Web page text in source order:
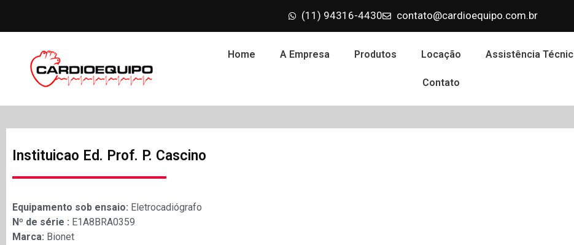
(11) 94316-4430 contato@cardioequipo.com.br
Home A Empresa Produtos Locação Assistência
Contato
Instituicao Ed. Prof. P. Cascino
Equipamento sob ensaio: Eletrocadiógrafo
Nº de série : E1A8BRA0359
Marca: Bionet